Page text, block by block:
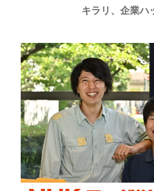
式会社・先端
キラリ、企業ハ